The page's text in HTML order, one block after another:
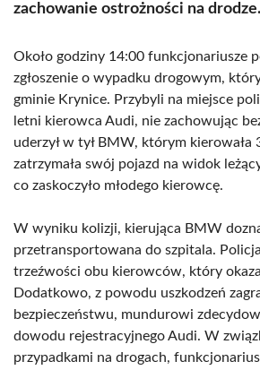
zachowanie ostrożności na drodze.
Około godziny 14:00 funkcjonariusze
zgłoszenie o wypadku drogowym,
gminie Krynice. Przybyli na miejsce
letni kierowca Audi, nie zachowując
uderzył w tył BMW, którym kierowała
zatrzymała swój pojazd na widok
co zaskoczyło młodego kierowcę.
W wyniku kolizji, kierująca BMW
przetransportowana do szpitala.
trzeźwości obu kierowców, który
Dodatkowo, z powodu uszkodzeń
bezpieczeństwu, mundurowi
dowodu rejestracyjnego Audi. W
przypadkami na drogach,